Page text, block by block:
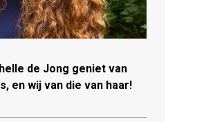
de Jong geniet van
en wij van die van haar!